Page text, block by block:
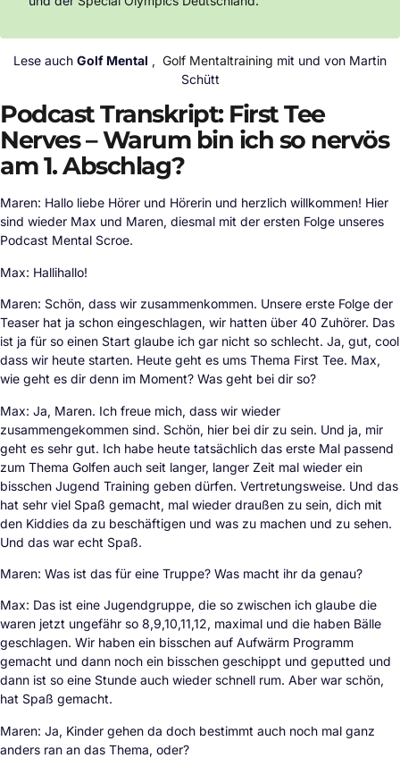
Lese auch Golf Mental , Golf Mentaltraining mit und von Martin
Schütt
Podcast Transkript: First Tee
Nerves – Warum bin ich so nervös
am 1. Abschlag?
Maren: Hallo liebe Hörer und Hörerin und herzlich willkommen! Hier
sind wieder Max und Maren, diesmal mit der ersten Folge unseres
Podcast Mental Scroe.
Max: Hallihallo!
Maren: Schön, dass wir zusammenkommen. Unsere erste Folge der
Teaser hat ja schon eingeschlagen, wir hatten über 40 Zuhörer. Das
ist ja für so einen Start glaube ich gar nicht so schlecht. Ja, gut, cool
dass wir heute starten. Heute geht es ums Thema First Tee. Max,
wie geht es dir denn im Moment? Was geht bei dir so?
Max: Ja, Maren. Ich freue mich, dass wir wieder
zusammengekommen sind. Schön, hier bei dir zu sein. Und ja, mir
geht es sehr gut. Ich habe heute tatsächlich das erste Mal passend
zum Thema Golfen auch seit langer, langer Zeit mal wieder ein
bisschen Jugend Training geben dürfen. Vertretungsweise. Und das
hat sehr viel Spaß gemacht, mal wieder draußen zu sein, dich mit
den Kiddies da zu beschäftigen und was zu machen und zu sehen.
Und das war echt Spaß.
Maren: Was ist das für eine Truppe? Was macht ihr da genau?
Max: Das ist eine Jugendgruppe, die so zwischen ich glaube die
waren jetzt ungefähr so 8,9,10,11,12, maximal und die haben Bälle
geschlagen. Wir haben ein bisschen auf Aufwärm Programm
gemacht und dann noch ein bisschen geschippt und geputted und
dann ist so eine Stunde auch wieder schnell rum. Aber war schön,
hat Spaß gemacht.
Maren: Ja, Kinder gehen da doch bestimmt auch noch mal ganz
anders ran an das Thema, oder?